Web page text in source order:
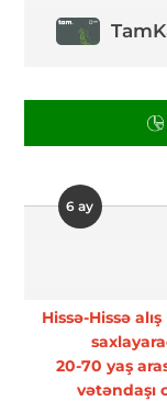
6 ay
Hissə-Hissə
20-70 yaş
vətəndaşı